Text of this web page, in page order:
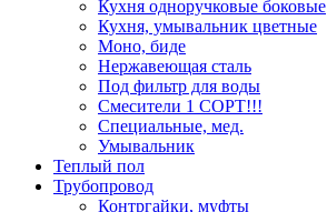
Кухня одноручковые боковые
Кухня, умывальник цветные
Моно, биде
Нержавеющая сталь
Под фильтр для воды
Смесители 1 СОРТ!!!
Специальные, мед.
Умывальник
Теплый пол
Трубопровод
Контргайки, муфты